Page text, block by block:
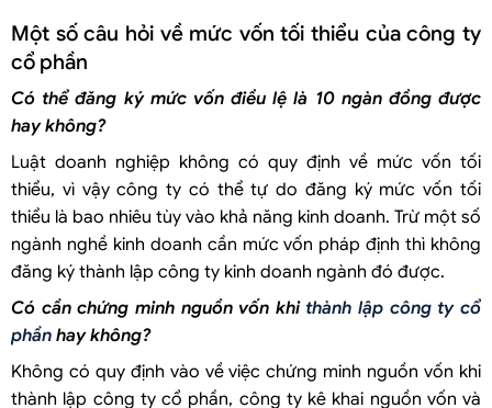
Một số câu hỏi về mức vốn tối thiểu của công ty
cổ phần
Có thể đăng ký mức vốn điều lệ là 10 ngàn đồng được
hay không?
Luật doanh nghiệp không có quy định về mức vốn tối
thiểu, vì vậy công ty có thể tự do đăng ký mức vốn tối
thiểu là bao nhiêu tùy vào khả năng kinh doanh. Trừ một số
ngành nghề kinh doanh cần mức vốn pháp định thì không
đăng ký thành lập công ty kinh doanh ngành đó được.
Có cần chứng minh nguồn vốn khi thành lập công ty cổ
phần hay không?
Không có quy định vào về việc chứng minh nguồn vốn khi
thành lập công ty cổ phần, công ty kê khai nguồn vốn và